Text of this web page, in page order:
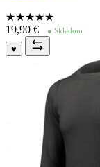
★★★★★
19,90 € ● Skladom
♥